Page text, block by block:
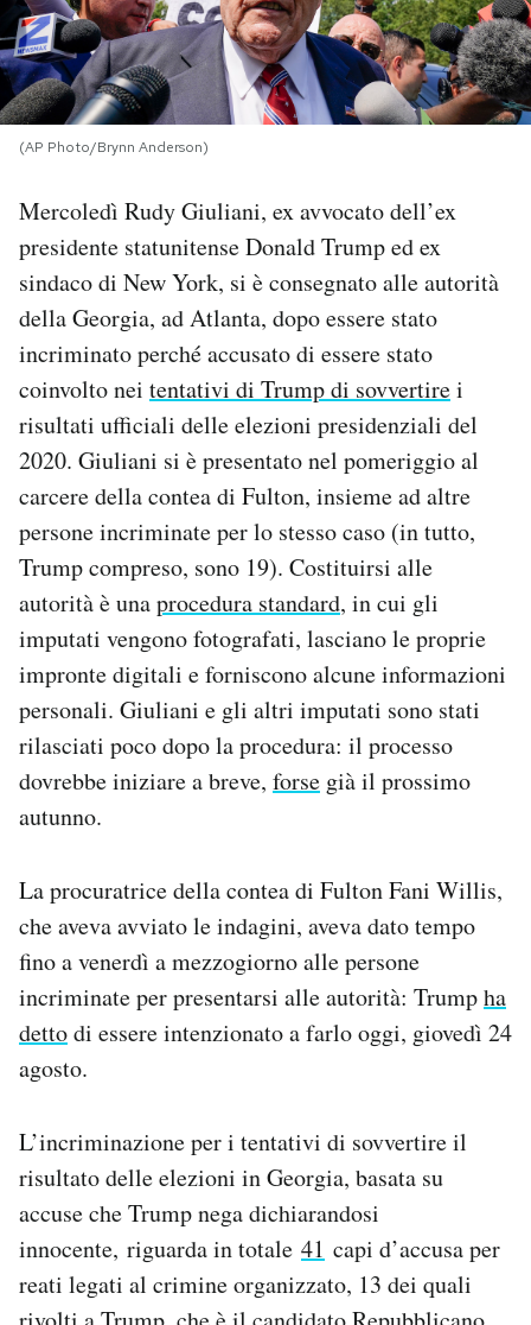
SHOP
CALENDARIO
Area Personale
Newsletter
Notifiche mobile
Hai bisogno di aiuto?
Esci
(AP Photo/Brynn Anderson)
Mercoledì Rudy Giuliani, ex avvocato dell’ex
presidente statunitense Donald Trump ed ex
sindaco di New York, si è consegnato alle autorità
della Georgia, ad Atlanta, dopo essere stato
incriminato perché accusato di essere stato
coinvolto nei tentativi di Trump di sovvertirei
risultati ufficiali delle elezioni presidenziali del
2020. Giuliani si è presentato nel pomeriggio al
carcere della contea di Fulton, insieme ad altre
persone incriminate per lo stesso caso (in tutto,
Trump compreso, sono 19). Costituirsi alle
autorità è unaprocedura standard, in cui gli
imputati vengono fotografati, lasciano le proprie
impronte digitali e forniscono alcune informazioni
personali. Giuliani e gli altri imputati sono stati
rilasciati poco dopo la procedura: il processo
dovrebbe iniziare a breve, forse già il prossimo
autunno.
La procuratrice della contea di Fulton Fani Willis,
che aveva avviato le indagini, aveva dato tempo
fino a venerdì a mezzogiorno alle persone
incriminate per presentarsi alle autorità: Trumpha
dettodi essere intenzionato a farlo oggi, giovedì 24
agosto.
L’incriminazione per i tentativi di sovvertire il
risultato delle elezioni in Georgia, basata su
accuse che Trump nega dichiarandosi
innocente, riguarda in totale 41 capi d’accusa per
reati legati al crimine organizzato, 13 dei quali